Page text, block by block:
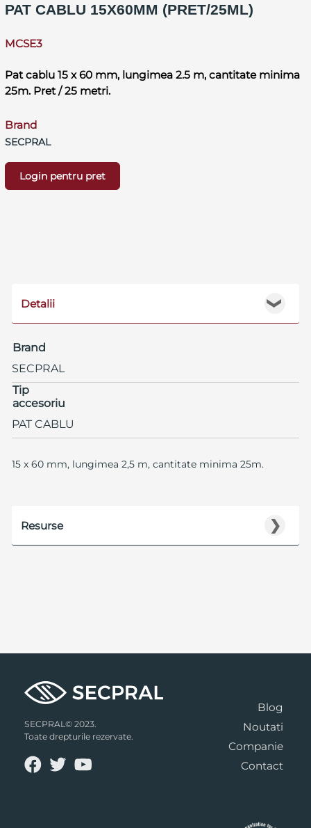
PAT CABLU 15X60MM (PRET/25ML)
MCSE3
Pat cablu 15 x 60 mm, lungimea 2.5 m, cantitate minima
25m. Pret / 25 metri.
Brand
SECPRAL
Login pentru pret
❯
Detalii
Brand
SECPRAL
Tip
accesoriu
PAT CABLU
15 x 60 mm, lungimea 2,5 m, cantitate minima 25m.
❯
Resurse
SECPRAL© 2023.
Toate drepturile rezervate.
Blog
Noutati
Companie
Contact